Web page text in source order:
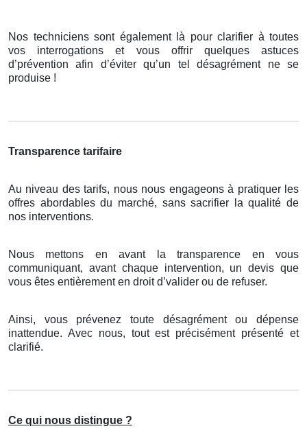
Nos techniciens sont également là pour clarifier à toutes
vos interrogations et vous offrir quelques astuces
d’prévention afin d’éviter qu’un tel désagrément ne se
produise !
Transparence tarifaire
Au niveau des tarifs, nous nous engageons à pratiquer les
offres abordables du marché, sans sacrifier la qualité de
nos interventions.
Nous mettons en avant la transparence en vous
communiquant, avant chaque intervention, un devis que
vous êtes entièrement en droit d’valider ou de refuser.
Ainsi, vous prévenez toute désagrément ou dépense
inattendue. Avec nous, tout est précisément présenté et
clarifié.
Ce qui nous distingue ?